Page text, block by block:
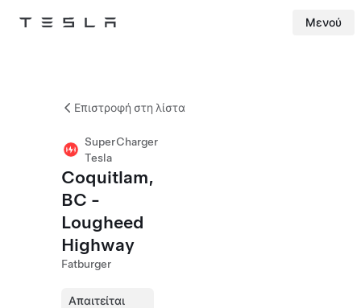
Tesla Μενού
Επιστροφή στη λίστα
SuperCharger
Tesla
Coquitlam,
BC -
Lougheed
Highway
Fatburger
Απαιτείται